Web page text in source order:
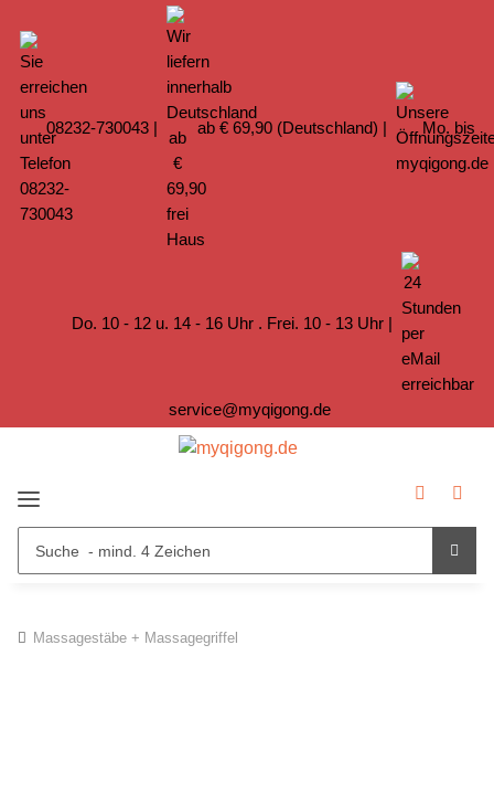
08232-730043| ab € 69,90 (Deutschland) | Mo. bis
Do. 10 - 12 u. 14 - 16 Uhr . Frei. 10 - 13 Uhr |
service@myqigong.de
Massagestäbe + Massagegriffel